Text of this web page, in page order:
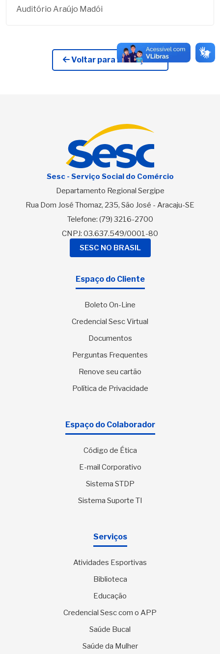
Auditório Araújo Madói
Voltar para Licitações
Sesc - Serviço Social do Comércio
Departamento Regional Sergipe
Rua Dom José Thomaz, 235, São José - Aracaju-SE
Telefone: (79) 3216-2700
CNPJ: 03.637.549/0001-80
SESC NO BRASIL
Espaço do Cliente
Boleto On-Line
Credencial Sesc Virtual
Documentos
Perguntas Frequentes
Renove seu cartão
Política de Privacidade
Espaço do Colaborador
Código de Ética
E-mail Corporativo
Sistema STDP
Sistema Suporte TI
Serviços
Atividades Esportivas
Biblioteca
Educação
Credencial Sesc com o APP
Saúde Bucal
Saúde da Mulher